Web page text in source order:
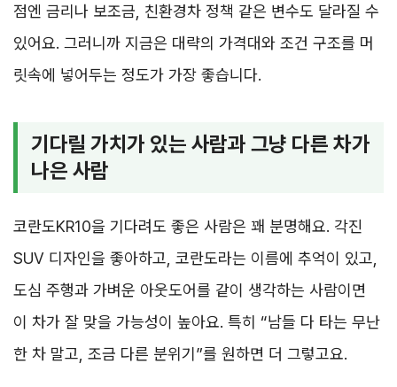
점엔 금리나 보조금, 친환경차 정책 같은 변수도 달라질 수
있어요. 그러니까 지금은 대략의 가격대와 조건 구조를 머
릿속에 넣어두는 정도가 가장 좋습니다.
기다릴 가치가 있는 사람과 그냥 다른 차가
나은 사람
코란도KR10을 기다려도 좋은 사람은 꽤 분명해요. 각진
SUV 디자인을 좋아하고, 코란도라는 이름에 추억이 있고,
도심 주행과 가벼운 아웃도어를 같이 생각하는 사람이면
이 차가 잘 맞을 가능성이 높아요. 특히 “남들 다 타는 무난
한 차 말고, 조금 다른 분위기”를 원하면 더 그렇고요.